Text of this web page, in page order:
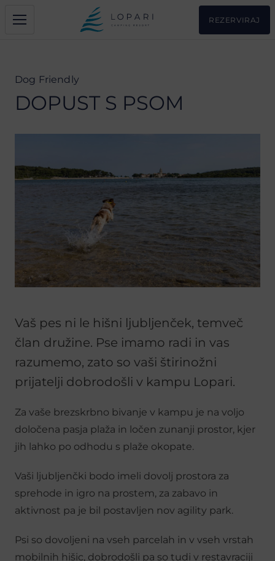
REZERVIRAJ
Dog Friendly
DOPUST S PSOM
Vaš pes ni le hišni ljubljenček, temveč
član družine. Pse imamo radi in vas
razumemo, zato so vaši štirinožni
prijatelji dobrodošli v kampu Lopari.
Za vaše brezskrbno bivanje v kampu je na voljo
določena pasja plaža in ločen zunanji prostor, kjer
jih lahko po odhodu s plaže okopate.
Vaši ljubljenčki bodo imeli dovolj prostora za
sprehode in igro na prostem, za zabavo in
aktivnost pa je bil postavljen nov agility park.
Psi so dovoljeni na vseh parcelah in v vseh vrstah
mobilnih hišic, dobrodošli pa so tudi v restavraciji